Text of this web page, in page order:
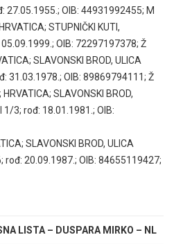
27.05.1955.; OIB: 44931992455; M
STUPNIČKI KUTI,
05.09.1999.; OIB: 72297197378; Ž
SLAVONSKI BROD, ULICA
31.03.1978.; OIB: 89869794111; Ž
SLAVONSKI BROD,
1/3; rođ: 18.01.1981.; OIB:
SLAVONSKI BROD, ULICA
rođ: 20.09.1987.; OIB: 84655119427;
LISTA – DUSPARA MIRKO – NL